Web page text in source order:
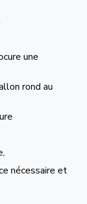
une
rond au
nécessaire et